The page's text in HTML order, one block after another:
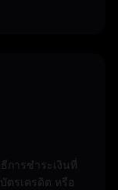
การชำระเงินที่
ตรเครดิต หรือ